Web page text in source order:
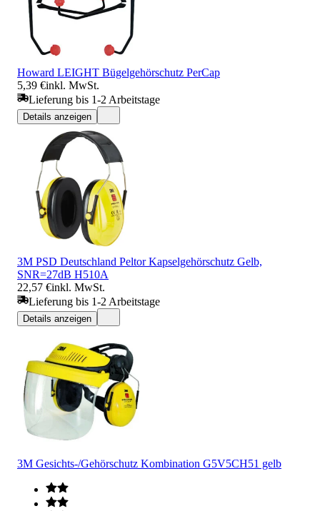
Howard LEIGHT Bügelgehörschutz PerCap
5,39 €inkl. MwSt.
Lieferung bis 1-2 Arbeitstage
Details anzeigen
3M PSD Deutschland Peltor Kapselgehörschutz Gelb,
SNR=27dB H510A
22,57 €inkl. MwSt.
Lieferung bis 1-2 Arbeitstage
Details anzeigen
3M Gesichts-/Gehörschutz Kombination G5V5CH51 gelb